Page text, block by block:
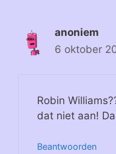
anoniem
6 oktober
Robin
dat niet aan!
Beantwoorden